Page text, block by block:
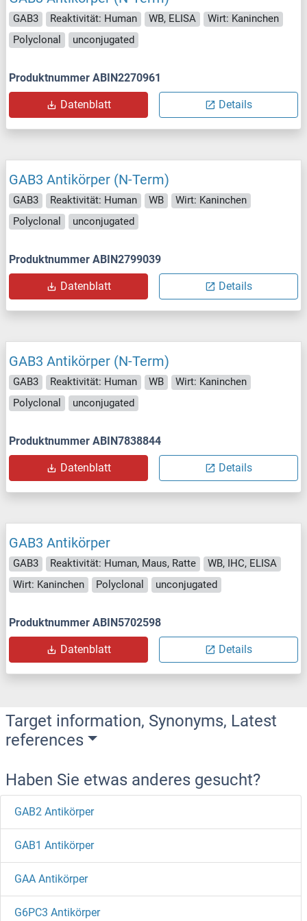
GAB3 Reaktivität: Human WB, ELISA
Wirt: Kaninchen
Polyclonal
unconjugated
Produktnummer ABIN2270961
Datenblatt Details
GAB3 Antikörper (N-Term)
GAB3 Reaktivität: Human WB
Wirt: Kaninchen
Polyclonal
unconjugated
Produktnummer ABIN2799039
Datenblatt Details
GAB3 Antikörper (N-Term)
GAB3 Reaktivität: Human WB
Wirt: Kaninchen
Polyclonal
unconjugated
Produktnummer ABIN7838844
Datenblatt Details
GAB3 Antikörper
GAB3 Reaktivität: Human, Maus, Ratte
WB, IHC, ELISA
Wirt: Kaninchen
Polyclonal unconjugated
Produktnummer ABIN5702598
Datenblatt Details
Target information, Synonyms, Latest
references
Haben Sie etwas anderes gesucht?
GAB2 Antikörper
GAB1 Antikörper
GAA Antikörper
G6PC3 Antikörper